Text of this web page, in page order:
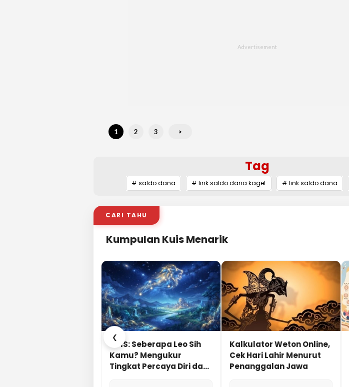
1 2 3 >
Tag
# saldo dana # link saldo dana kaget # link saldo dana
CARI TAHU
Kumpulan Kuis Menarik
❮
KUIS: Seberapa Leo Sih
Kamu? Mengukur
Tingkat Percaya Diri dan
Kalkulator Weton Online,
Cek Hari Lahir Menurut
Penanggalan Jawa